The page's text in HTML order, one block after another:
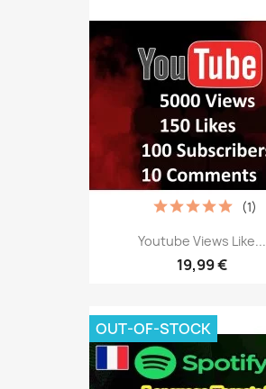
Youtube Views Like...
19,99 €
(1)
OUT-OF-STOCK